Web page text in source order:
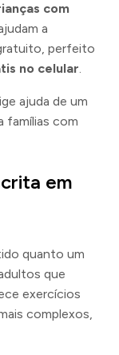
com
a
perfeito
no celular.
ajuda de um
famílias com
em
quanto um
que
exercícios
complexos,